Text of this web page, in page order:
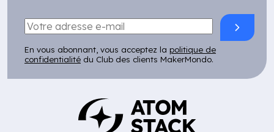
En vous abonnant, vous acceptez la politique de
confidentialité du Club des clients MakerMondo.